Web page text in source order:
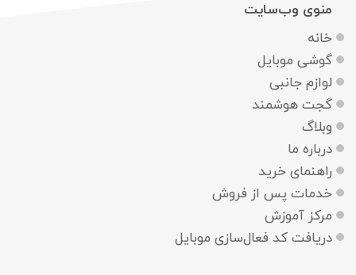
منوی وب‌سایت
خانه
گوشی موبایل
لوازم جانبی
گجت هوشمند
وبلاگ
درباره ما
راهنمای خرید
خدمات پس از فروش
مرکز آموزش
دریافت کد فعال‌سازی موبایل